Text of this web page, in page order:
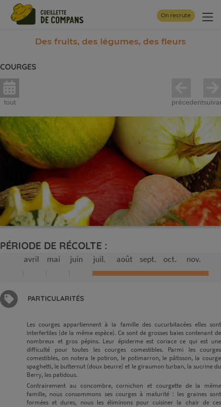
On recrute
Des fruits, des légumes, des fleurs
COURGES
tout précedent
PÉRIODE DE RÉCOLTE :
avril mai juin juil. août sept. oct. nov.
PARTICULARITÉS
Les courges appartiennent à la famille des cucurbitacées elles sont
interfertiles (de la même espèce). Ce sont de grosses baies contenant de
nombreux et gros pépins. Leur épiderme est coriace ce qui est une
difficulté pour toutes les courges comestibles. Parmi les courges
comestibles, on notera le potiron, le potimarron, le pâtisson, la courge
spaghetti, le butternut (doux beurre) et le giraumon turban, la sucrine du
Berry, les patidous.
Contrairement au concombre, cornichon et courgette de la même
famille, nous consommons ses courges à maturité : les graines sont
formées et dures, nous les éliminons pour cuisiner la chair de ces
Panneau de gestion des cookies